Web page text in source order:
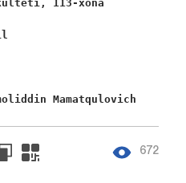
113-xona
Mamatqulovich
672